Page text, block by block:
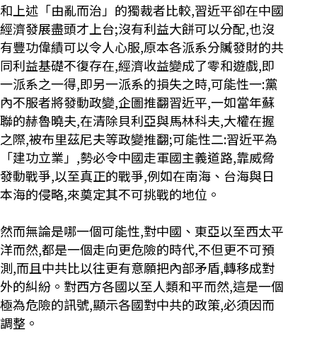
和上述「由亂而治」的獨裁者比較,習近平卻在中國
經濟發展盡頭才上台;沒有利益大餅可以分配,也沒
有豐功偉績可以令人心服,原本各派系分贓發財的共
同利益基礎不復存在,經濟收益變成了零和遊戲,即
一派系之一得,即另一派系的損失之時,可能性一:黨
內不服者將發動政變,企圖推翻習近平,一如當年蘇
聯的赫魯曉夫,在清除貝利亞與馬林科夫,大權在握
之際,被布里茲尼夫等政變推翻;可能性二:習近平為
「建功立業」,勢必令中國走軍國主義道路,靠威脅
發動戰爭,以至真正的戰爭,例如在南海、台海與日
本海的侵略,來奠定其不可挑戰的地位。
然而無論是哪一個可能性,對中國、東亞以至西太平
洋而然,都是一個走向更危險的時代,不但更不可預
測,而且中共比以往更有意願把內部矛盾,轉移成對
外的糾紛。對西方各國以至人類和平而然,這是一個
極為危險的訊號,顯示各國對中共的政策,必須因而
調整。